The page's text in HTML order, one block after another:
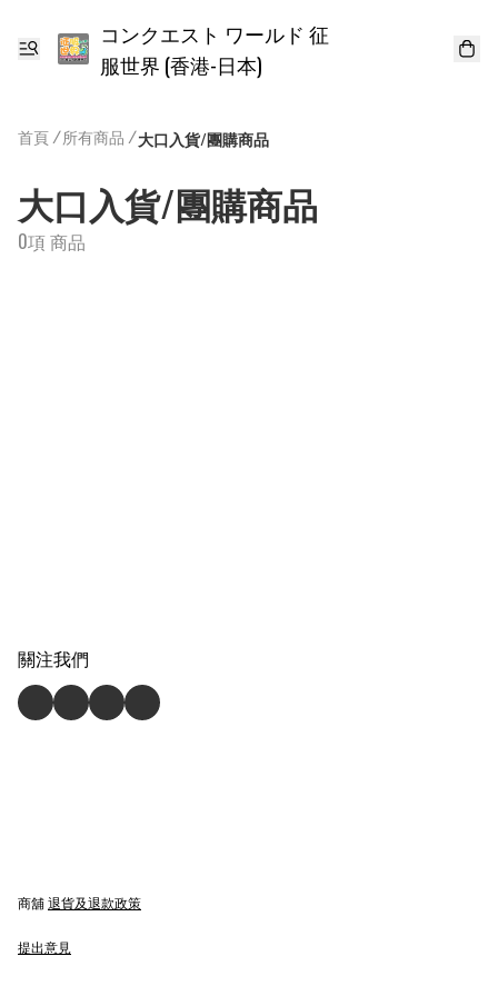
コンクエスト ワールド 征
服世界 (香港-日本)
首頁/所有商品 /大口入貨/團購商品
大口入貨/團購商品
0項 商品
關注我們
商舖退貨及退款政策
提出意見